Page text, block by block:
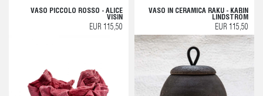
VASO PICCOLO ROSSO - ALICE
VISIN
EUR 115,50
VASO IN CERAMICA RAKU - KARIN
LINDSTRÖM
EUR 115,50